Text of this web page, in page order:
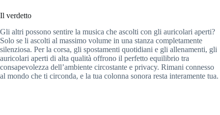
Il verdetto
Gli altri possono sentire la musica che ascolti con gli auricolari aperti?
Solo se li ascolti al massimo volume in una stanza completamente
silenziosa. Per la corsa, gli spostamenti quotidiani e gli allenamenti, gli
auricolari aperti di alta qualità offrono il perfetto equilibrio tra
consapevolezza dell’ambiente circostante e privacy. Rimani connesso
al mondo che ti circonda, e la tua colonna sonora resta interamente tua.